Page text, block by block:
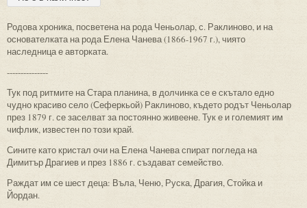
Родова хроника, посветена на рода Ченьолар, с. Раклиново, и на
основателката на рода Елена Чанева (1866-1967 г.), чиято
наследница е авторката.
---------------
Тук под ритмите на Стара планина, в долчинка се е скътало едно
чудно красиво село (Сеферкьой) Раклиново, където родът Ченьолар
през 1879 г. се заселват за постоянно живеене. Тук е и големият им
чифлик, известен по този край.
Сините като кристал очи на Елена Чанева спират погледа на
Димитър Драгиев и през 1886 г. създават семейство.
Раждат им се шест деца: Въла, Ченю, Руска, Драгия, Стойка и
Йордан.